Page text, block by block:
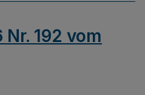
192 vom